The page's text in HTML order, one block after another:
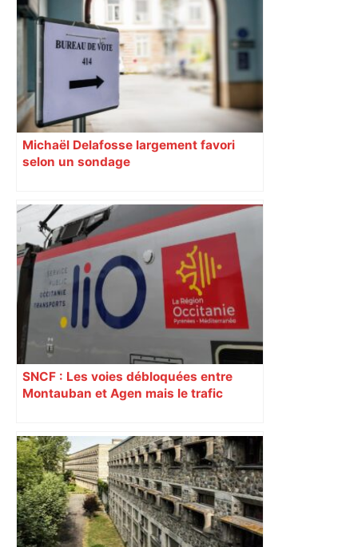
Michaël Delafosse largement favori
selon un sondage
SNCF : Les voies débloquées entre
Montauban et Agen mais le trafic